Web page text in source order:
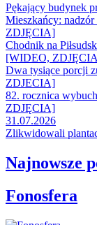
Pękający budynek
Mieszkańcy:
ZDJĘCIA]
Chodnik na
[WIDEO,
Dwa tysiące porcji
ZDJECIA]
82. rocznica
ZDJĘCIA]
31.07.2026
Zlikwidowali
Najnowsze
Fonosfera